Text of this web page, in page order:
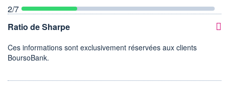
2/7
Ratio de Sharpe
Ces informations sont exclusivement réservées aux clients
BoursoBank.